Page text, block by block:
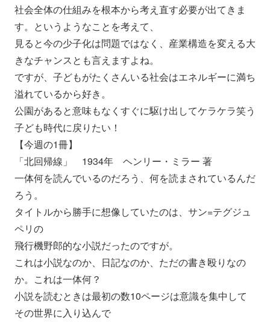
社会全体の仕組みを根本から考え直す必要が出てきま
す。 というようなことを考えて、
見ると今の少子化は問題ではなく、 産業構造を変える大
きなチャンスとも言えますよね。
ですが、 子どもがたくさんいる社会はエネルギーに満ち
溢れているから好き 。
公園があると意味もなくすぐに駆け出してケラケラ笑う
子ども時代に戻りたい！
【今週の1冊】
「北回帰線」 1934年 ヘンリー・ミラー 著
一体何を読んでいるのだろう、何を読まされているんだ
ろう。
タイトルから勝手に想像していたのは、サン=テグジュ
ペリの
飛行機野郎的な小説だったのですが。
これは小説なのか、日記なのか、ただの書き殴りなの
か。 これは一体何？
小説を読むときは最初の数10ページは意識を集中して
その世界に 入り込んで